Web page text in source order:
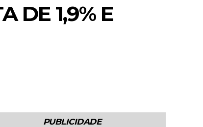
DE 1,9% E
PUBLICIDADE